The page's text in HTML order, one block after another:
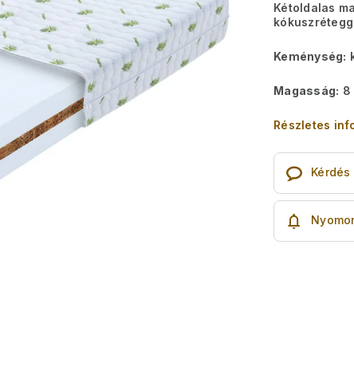
Kétoldalas
Keménység:
Magasság: 8
Részletes
Kérdés